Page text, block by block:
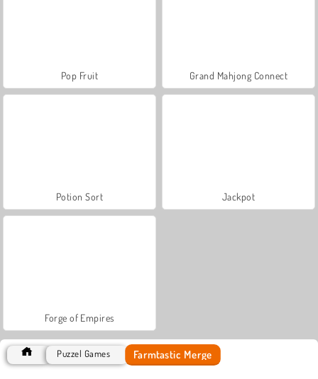
Pop Fruit Grand Mahjong Connect
Potion Sort Jackpot
Forge of Empires
Puzzel Games Farmtastic Merge